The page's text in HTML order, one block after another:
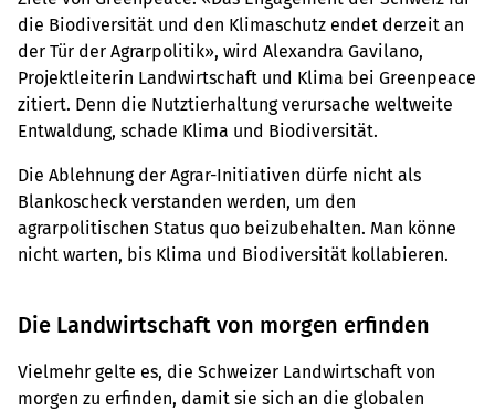
die Biodiversität und den Klimaschutz endet derzeit an
der Tür der Agrarpolitik», wird Alexandra Gavilano,
Projektleiterin Landwirtschaft und Klima bei Greenpeace
zitiert. Denn die Nutztierhaltung verursache weltweite
Entwaldung, schade Klima und Biodiversität.
Die Ablehnung der Agrar-Initiativen dürfe nicht als
Blankoscheck verstanden werden, um den
agrarpolitischen Status quo beizubehalten. Man könne
nicht warten, bis Klima und Biodiversität kollabieren.
Die Landwirtschaft von morgen erfinden
Vielmehr gelte es, die Schweizer Landwirtschaft von
morgen zu erfinden, damit sie sich an die globalen